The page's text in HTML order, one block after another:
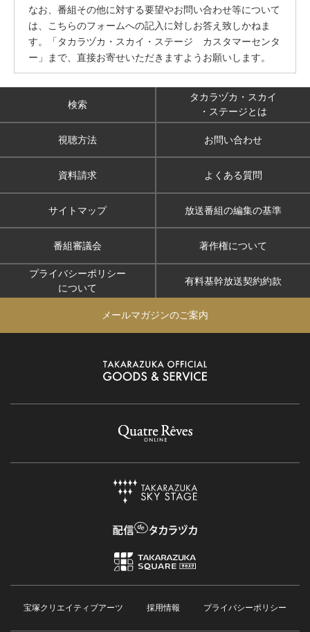
なお、番組その他に対する要望やお問い合わせ等について
は、こちらのフォームへの記入に対しお答え致しかねま
す。「タカラヅカ・スカイ・ステージ カスタマーセンタ
ー」まで、直接お寄せいただきますようお願いします。
検索
タカラヅカ・スカイ
・ステージとは
視聴方法 お問い合わせ
資料請求 よくある質問
サイトマップ 放送番組の編集の基準
番組審議会 著作権について
プライバシーポリシー
について
有料基幹放送契約約款
メールマガジンのご案内
宝塚クリエイティブアーツ 採用情報 プライバシーポリシー